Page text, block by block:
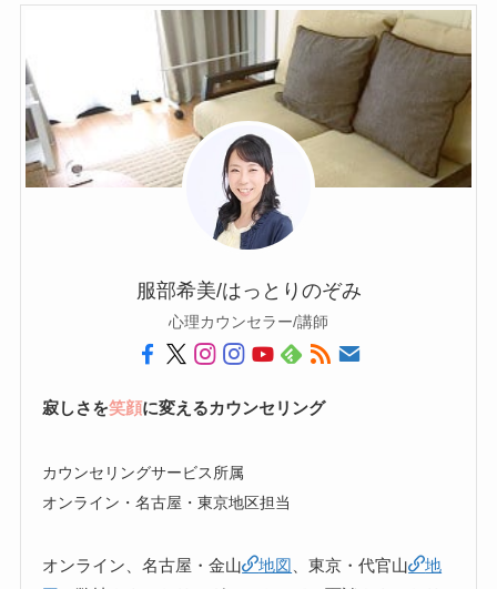
服部希美/はっとりのぞみ
心理カウンセラー/講師
寂しさを笑顔に変えるカウンセリング
カウンセリングサービス所属
オンライン・名古屋・東京地区担当
オンライン、名古屋・金山 地図 、東京・代官山
地